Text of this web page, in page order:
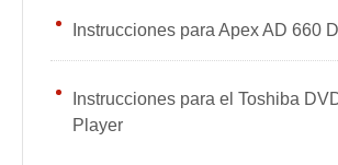
Instrucciones para Apex AD 660
Instrucciones para el Toshiba
Player